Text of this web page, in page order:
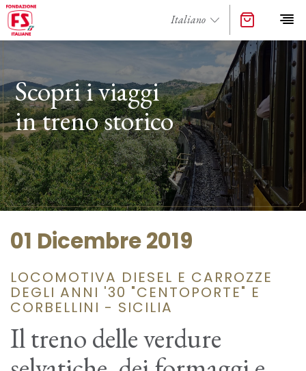
Scopri i viaggi
in treno storico
01 Dicembre 2019
LOCOMOTIVA DIESEL E CARROZZE
DEGLI ANNI '30 "CENTOPORTE" E
CORBELLINI - SICILIA
Il treno delle verdure